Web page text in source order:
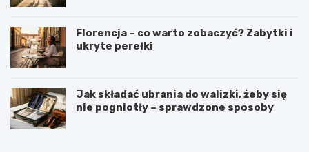
Florencja – co warto zobaczyć? Zabytki i
ukryte perełki
Jak składać ubrania do walizki, żeby się
nie pogniotły – sprawdzone sposoby
N
C